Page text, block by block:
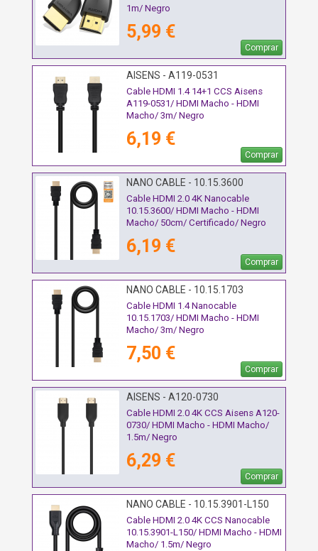
1m/ Negro
5,99 €
Comprar
AISENS - A119-0531
Cable HDMI 1.4 14+1 CCS Aisens
A119-0531/ HDMI Macho - HDMI
Macho/ 3m/ Negro
6,19 €
Comprar
NANO CABLE - 10.15.3600
Cable HDMI 2.0 4K Nanocable
10.15.3600/ HDMI Macho - HDMI
Macho/ 50cm/ Certificado/ Negro
6,19 €
Comprar
NANO CABLE - 10.15.1703
Cable HDMI 1.4 Nanocable
10.15.1703/ HDMI Macho - HDMI
Macho/ 3m/ Negro
7,50 €
Comprar
AISENS - A120-0730
Cable HDMI 2.0 4K CCS Aisens A120-
0730/ HDMI Macho - HDMI Macho/
1.5m/ Negro
6,29 €
Comprar
NANO CABLE - 10.15.3901-L150
Cable HDMI 2.0 4K CCS Nanocable
10.15.3901-L150/ HDMI Macho - HDMI
Macho/ 1.5m/ Negro